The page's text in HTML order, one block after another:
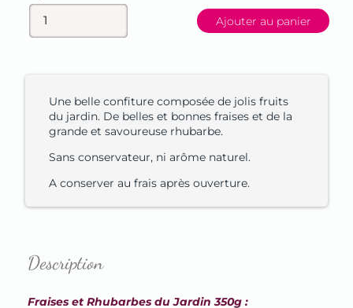
Ajouter au panier
Une belle confiture composée de jolis fruits
du jardin. De belles et bonnes fraises et de la
grande et savoureuse rhubarbe.
Sans conservateur, ni arôme naturel.
A conserver au frais après ouverture.
Description
Fraises et Rhubarbes du Jardin 350g :